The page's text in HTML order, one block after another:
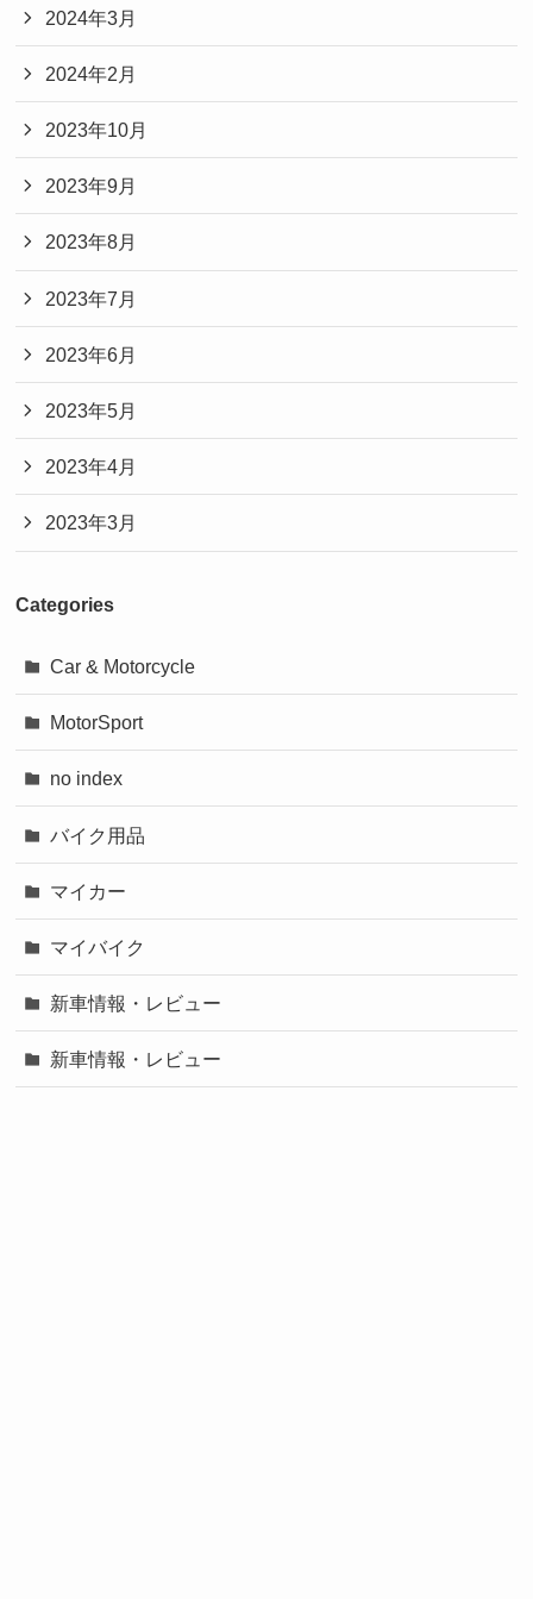
2024年3月
2024年2月
2023年10月
2023年9月
2023年8月
2023年7月
2023年6月
2023年5月
2023年4月
2023年3月
Categories
Car & Motorcycle
MotorSport
no index
バイク用品
マイカー
マイバイク
新車情報・レビュー
新車情報・レビュー